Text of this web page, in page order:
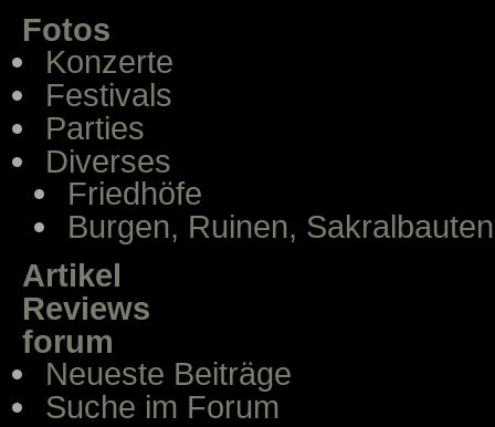
Fotos
Konzerte
Festivals
Parties
Diverses
Friedhöfe
Burgen, Ruinen, Sakralbauten
Artikel
Reviews
forum
Neueste Beiträge
Suche im Forum